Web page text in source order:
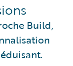
Build,